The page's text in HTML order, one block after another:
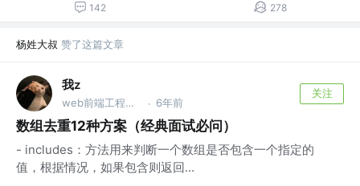
142 278
杨姓大叔 赞了这篇文章
我z
web前端工程师 @@ · 6年前
关注
数组去重12种方案（经典面试必问）
- includes：方法用来判断一个数组是否包含一个指定的
值，根据情况，如果包含则返回...